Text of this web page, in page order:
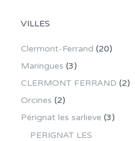
VILLES
Clermont-Ferrand (20)
Maringues (3)
CLERMONT FERRAND (2)
Orcines (2)
Pérignat les sarlieve (3)
PERIGNAT LES